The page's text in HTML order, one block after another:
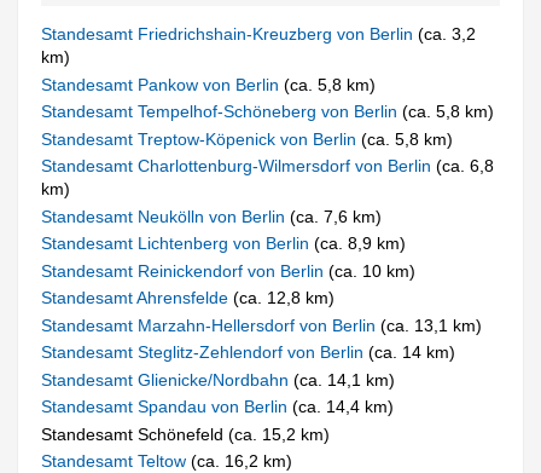
Standesamt Friedrichshain-Kreuzberg von Berlin(ca. 3,2
km)
Standesamt Pankow von Berlin(ca. 5,8 km)
Standesamt Tempelhof-Schöneberg von Berlin(ca. 5,8 km)
Standesamt Treptow-Köpenick von Berlin(ca. 5,8 km)
Standesamt Charlottenburg-Wilmersdorf von Berlin(ca. 6,8
km)
Standesamt Neukölln von Berlin(ca. 7,6 km)
Standesamt Lichtenberg von Berlin(ca. 8,9 km)
Standesamt Reinickendorf von Berlin(ca. 10 km)
Standesamt Ahrensfelde(ca. 12,8 km)
Standesamt Marzahn-Hellersdorf von Berlin(ca. 13,1 km)
Standesamt Steglitz-Zehlendorf von Berlin(ca. 14 km)
Standesamt Glienicke/Nordbahn(ca. 14,1 km)
Standesamt Spandau von Berlin(ca. 14,4 km)
Standesamt Schönefeld (ca. 15,2 km)
Standesamt Teltow(ca. 16,2 km)